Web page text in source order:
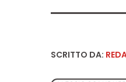
SCRITTO DA: